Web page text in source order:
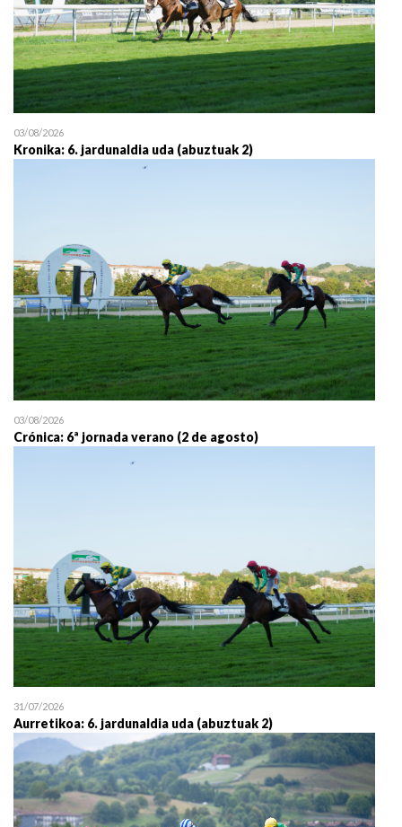
03/08/2026
Kronika: 6. jardunaldia uda (abuztuak 2)
03/08/2026
Crónica: 6ª jornada verano (2 de agosto)
31/07/2026
Aurretikoa: 6. jardunaldia uda (abuztuak 2)